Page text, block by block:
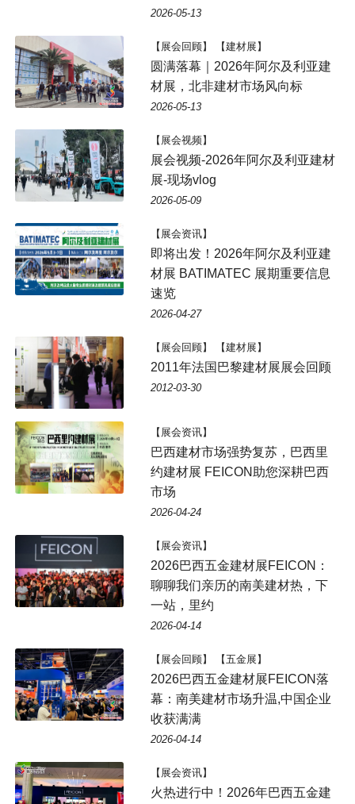
2026-05-13
【展会回顾】 【建材展】
圆满落幕｜2026年阿尔及利亚建
材展，北非建材市场风向标
2026-05-13
【展会视频】
展会视频-2026年阿尔及利亚建材
展-现场vlog
2026-05-09
【展会资讯】
即将出发！2026年阿尔及利亚建
材展 BATIMATEC 展期重要信息
速览
2026-04-27
【展会回顾】 【建材展】
2011年法国巴黎建材展展会回顾
2012-03-30
【展会资讯】
巴西建材市场强势复苏，巴西里
约建材展 FEICON助您深耕巴西
市场
2026-04-24
【展会资讯】
2026巴西五金建材展FEICON：
聊聊我们亲历的南美建材热，下
一站，里约
2026-04-14
【展会回顾】 【五金展】
2026巴西五金建材展FEICON落
幕：南美建材市场升温,中国企业
收获满满
2026-04-14
【展会资讯】
火热进行中！2026年巴西五金建